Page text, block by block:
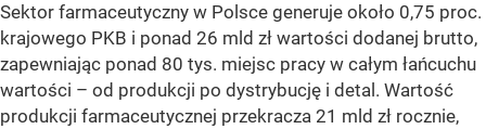
Sektor farmaceutyczny w Polsce generuje około 0,75 proc.
krajowego PKB i ponad 26 mld zł wartości dodanej brutto,
zapewniając ponad 80 tys. miejsc pracy w całym łańcuchu
wartości – od produkcji po dystrybucję i detal. Wartość
produkcji farmaceutycznej przekracza 21 mld zł rocznie,